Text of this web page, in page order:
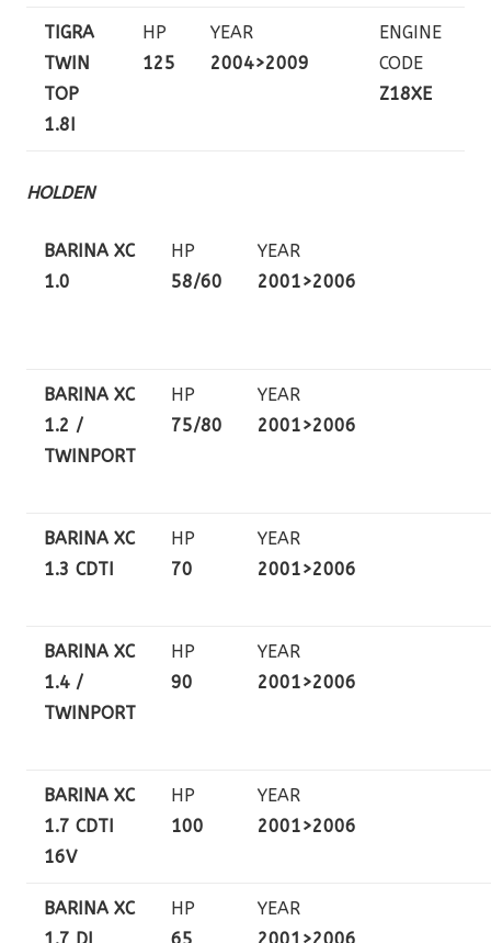
TIGRA
TWIN
TOP
1.8I
HP
125
YEAR
2004>2009
ENGINE
CODE
Z18XE
HOLDEN
BARINA XC
1.0
HP
58/60
YEAR
2001>2006
BARINA XC
1.2 /
TWINPORT
HP
75/80
YEAR
2001>2006
BARINA XC
1.3 CDTI
HP
70
YEAR
2001>2006
BARINA XC
1.4 /
TWINPORT
HP
90
YEAR
2001>2006
BARINA XC
1.7 CDTI
16V
HP
100
YEAR
2001>2006
BARINA XC
HP
YEAR